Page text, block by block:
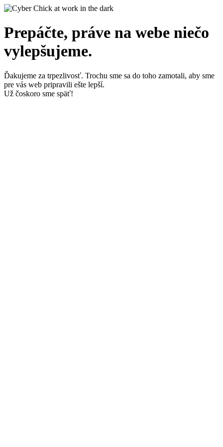
Prepáčte, práve na webe niečo
vylepšujeme.
Ďakujeme za trpezlivosť. Trochu sme sa do toho zamotali, aby sme
pre vás web pripravili ešte lepší.
Už čoskoro sme späť!